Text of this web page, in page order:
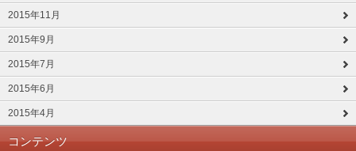
2015年11月
2015年9月
2015年7月
2015年6月
2015年4月
コンテンツ